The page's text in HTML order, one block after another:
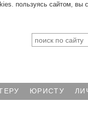
пользуясь сайтом, вы
ЮРИСТУ